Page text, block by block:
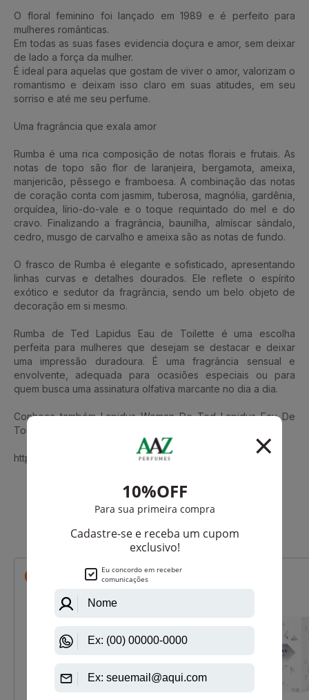
O floral feminino foi lançado em 1989 e é perfeito para
mulheres românticas.
Em todas as suas fases evidencia doçura e amor, sem deixar
de lado a força da mulher.
É ideal para aquelas que gostam de viver o amor, valorizam o
romantismo e deixam isso claro em suas atitudes, em seu
sorriso e até me seu perfume.
Uma fragrância que exala amor
Rumba é uma rica composição de notas florais e frutais. As
notas de topo são flor de laranjeira, bergamota, ameixa,
manjericão, pêssego e framboesa. A combinação das notas
de coração conta com jasmim, tuberosa, magnólia, gardênia,
orquídea, lírio-do-vale e o toque requintado do mel e do
cravo. Finalizando a fragrância, baunilha, almíscar sândalo,
cedro, musgo de carvalho e ameixa são as notas de fundo.
O frasco de Rumba é elegante e sofisticado, apresentando
linhas curvas e detalhes dourados. Ele reflete o espírito
exótico e sedutor da fragrância, sendo um belo objeto de
decoração em si mesmo.
Rumba de Ted Lapidus Eau de Toilette é uma escolha
perfeita para mulheres que desejam se destacar e deixar
uma impressão duradoura. É uma fragrância sensual e
envolvente, adequada para ocasiões especiais ou para
quem busca uma assinatura olfativa marcante no dia a dia.
Conheça também Lapidus Woman De Ted Lapidus Eau De
Toilette Feminino
https://www.aazperfumes.com.br/Ted-Lapidus
Que viu, viu também